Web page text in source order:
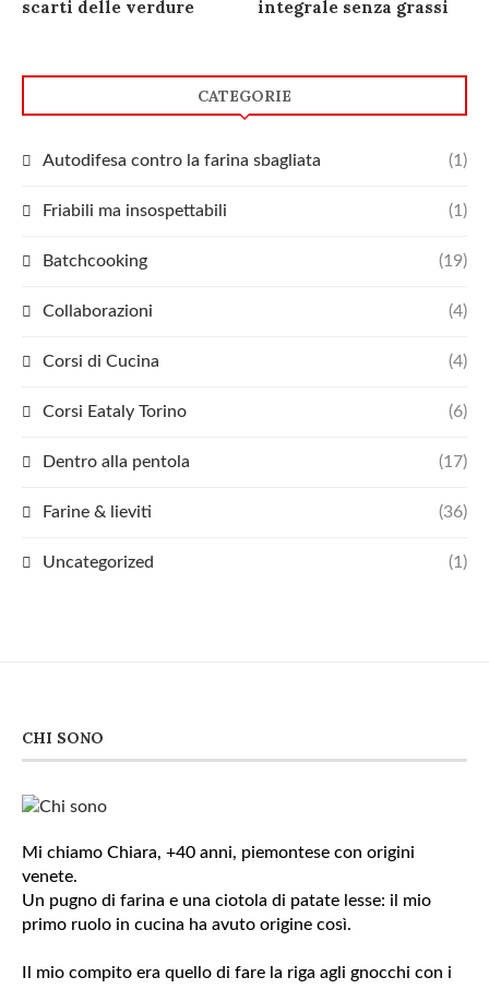
scarti delle verdure integrale senza grassi
CATEGORIE
Autodifesa contro la farina sbagliata (1)
Friabili ma insospettabili (1)
Batchcooking (19)
Collaborazioni (4)
Corsi di Cucina (4)
Corsi Eataly Torino (6)
Dentro alla pentola (17)
Farine & lieviti (36)
Uncategorized (1)
CHI SONO
Mi chiamo Chiara, +40 anni, piemontese con origini
venete.
Un pugno di farina e una ciotola di patate lesse: il mio
primo ruolo in cucina ha avuto origine così.
Il mio compito era quello di fare la riga agli gnocchi con i